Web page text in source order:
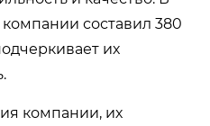
составил 380
их
компании, их